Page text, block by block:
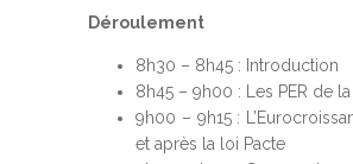
Déroulement
8h30 – 8h45 : Introduction
8h45 – 9h00 : Les PER de
9h00 – 9h15 :
et après la loi Pacte